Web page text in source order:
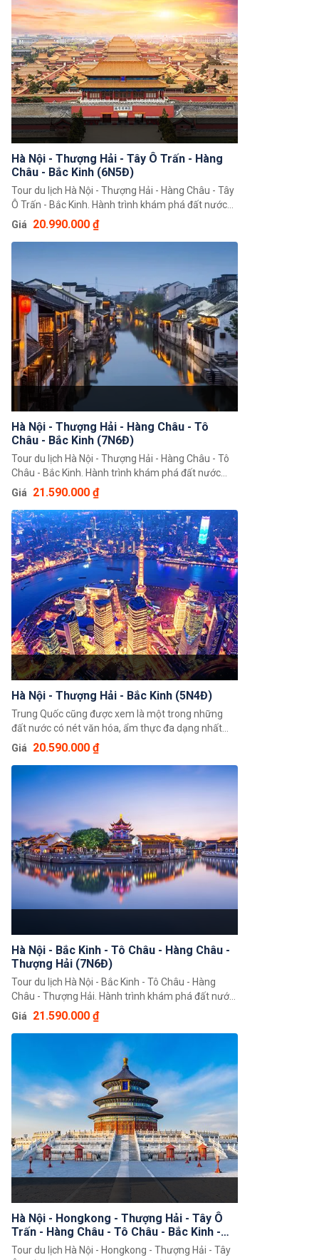
Hà Nội - Thượng Hải - Tây Ô Trấn - Hàng
Châu - Bắc Kinh (6N5Đ)
Tour du lịch Hà Nội - Thượng Hải - Hàng Châu - Tây
Ô Trấn - Bắc Kinh. Hành trình khám phá đất nước
Trung Hoa 6 ngày 5 đêm độc đáo giúp quý khách
có thể chiêm ngưỡng toàn cảnh đất nước Trung
Hoa với những cảnh đẹp thiên nhiên hùng vĩ cùng
Giá 20.990.000 ₫
Hà Nội - Thượng Hải - Hàng Châu - Tô
Châu - Bắc Kinh (7N6Đ)
Tour du lịch Hà Nội - Thượng Hải - Hàng Châu - Tô
Châu - Bắc Kinh. Hành trình khám phá đất nước
Trung Hoa 7 ngày 6 đêm độc đáo giúp quý khách
có thể chiêm ngưỡng toàn cảnh đất nước Trung
Hoa rộng lớn, khám phá một loạt 4 thành phố nổi
tiếng là Bắc Kinh, Thượng Hải, Hàng Châu, Tô Châu.
Giá 21.590.000 ₫
Hà Nội - Thượng Hải - Bắc Kinh (5N4Đ)
Trung Quốc cũng được xem là một trong những
đất nước có nét văn hóa, ẩm thực đa dạng nhất
trên thế giới. Tour du lịch Hà Nội - Thượng Hải - Bắc
Kinh (5N4Đ) hứa hẹn sẽ mang đến cho du khách
trải nghiệm độc đáo giúp quý khách có thể chiêm
ngưỡng toàn cảnh đất nước Trung Hoa với những
cảnh đẹp thiên nhiên hùng vĩ cùng nền văn hoá và
với bề dày lịch sử bậc nhất Châu Á.
Giá 20.590.000 ₫
Hà Nội - Bắc Kinh - Tô Châu - Hàng Châu -
Thượng Hải (7N6Đ)
Tour du lịch Hà Nội - Bắc Kinh - Tô Châu - Hàng
Châu - Thượng Hải. Hành trình khám phá đất nước
Trung Hoa 7 ngày 6 đêm độc đáo giúp quý khách
có thể chiêm ngưỡng toàn cảnh đất nước Trung
Hoa rộng lớn, khám phá một loạt 4 thành phố nổi
tiếng là Bắc Kinh, Thượng Hải, Hàng Châu, Tô Châu.
Giá 21.590.000 ₫
Hà Nội - Hongkong - Thượng Hải - Tây Ô
Trấn - Hàng Châu - Tô Châu - Bắc Kinh -
Hongkong - Hà Nội (8N7Đ)
Tour du lịch Hà Nội - Hongkong - Thượng Hải - Tây